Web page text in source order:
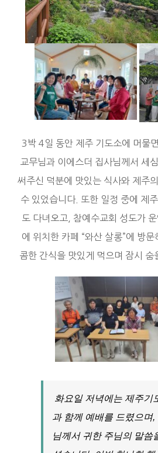
3박 4일 동안 제주 기도소에 머물
교무님과 이에스더 집사님께서 세
써주신 덕분에 맛있는 식사와 제주
수 있었습니다. 또한 일정 중에 제
도 다녀오고, 참예수교회 성도가
에 위치한 카페 “와산 살롱”에 방
콤한 간식을 맛있게 먹으며 잠시 숨
화요일 저녁에는 제주기
과 함께 예배를 드렸으며,
님께서 귀한 주님의 말씀